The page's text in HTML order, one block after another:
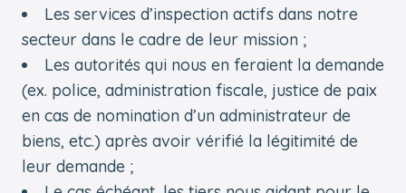
Les services d’inspection actifs dans notre
secteur dans le cadre de leur mission ;
Les autorités qui nous en feraient la demande
(ex. police, administration fiscale, justice de paix
en cas de nomination d’un administrateur de
biens, etc.) après avoir vérifié la légitimité de
leur demande ;